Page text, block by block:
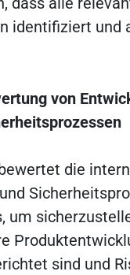
identifiziert und
von
die
um
sind und